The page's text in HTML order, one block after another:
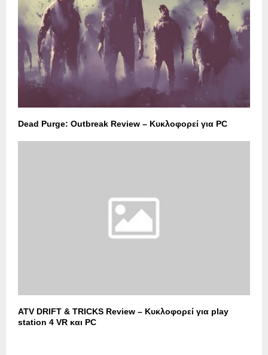
Dead Purge: Outbreak Review – Κυκλοφορεί για PC
ATV DRIFT & TRICKS Review – Κυκλοφορεί για play
station 4 VR και PC